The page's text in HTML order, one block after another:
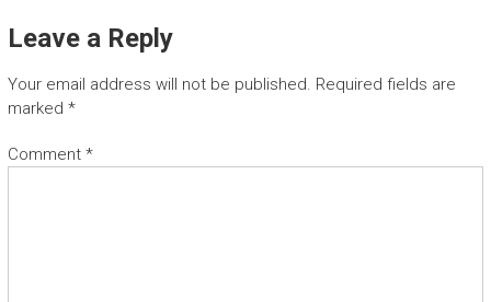
Leave a Reply
Your email address will not be published. Required fields are
marked *
Comment *